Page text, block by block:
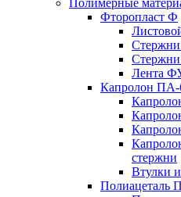
Полимерные
Фторопласт Ф
Лента
Капролон ПА-
стержни
Втулки